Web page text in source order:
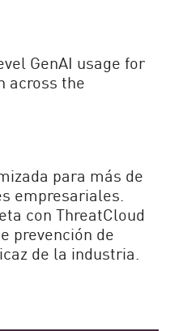
GenAI usage for
across the
para más de
empresariales.
con ThreatCloud
prevención de
de la industria.